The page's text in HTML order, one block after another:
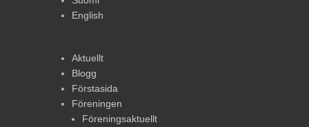
English
Aktuellt
Blogg
Förstasida
Föreningen
Föreningsaktuellt